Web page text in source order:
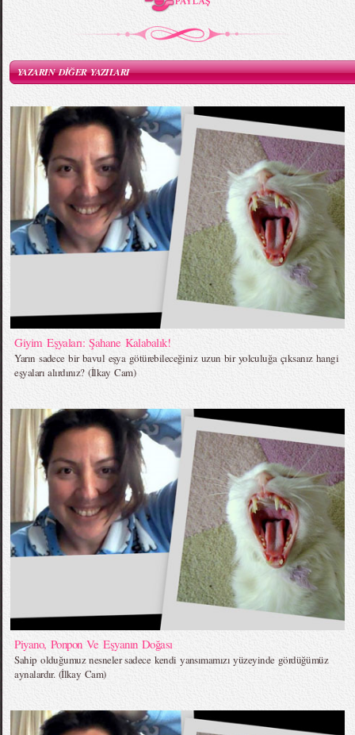
YAZARIN DİĞER YAZILARI
Giyim Eşyaları: Şahane Kalabalık!
Yarın sadece bir bavul eşya götürebileceğiniz uzun bir yolculuğa çıksanız hangi
eşyaları alırdınız? (İlkay Cam)
Piyano, Ponpon Ve Eşyanın Doğası
Sahip olduğumuz nesneler sadece kendi yansımamızı yüzeyinde gördüğümüz
aynalardır. (İlkay Cam)